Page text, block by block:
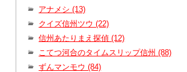
アナメシ (13)
クイズ信州ツウ (22)
信州あたりまえ探偵 (12)
こてつ河合のタイムスリップ信州 (88)
ずんマンモウ (84)